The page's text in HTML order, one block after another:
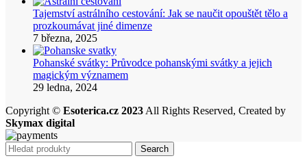
Tajemství astrálního cestování: Jak se naučit opouštět tělo a
prozkoumávat jiné dimenze
7 března, 2025
Pohanské svátky: Průvodce pohanskými svátky a jejich
magickým významem
29 ledna, 2024
Copyright © Esoterica.cz 2023 All Rights Reserved, Created by
Skymax digital
Search